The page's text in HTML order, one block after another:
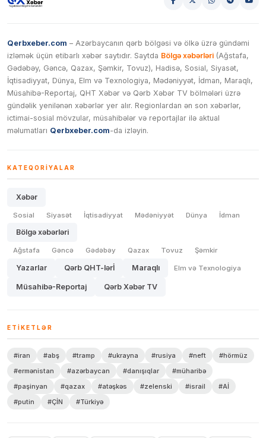
Qerbxeber.com – Azərbaycanın qərb bölgəsi və ölkə üzrə gündəmi
izləmək üçün etibarlı xəbər saytıdır. Saytda Bölgə xəbərləri (Ağstafa,
Gədəbəy, Gəncə, Qazax, Şəmkir, Tovuz), Hadisə, Sosial, Siyasət,
İqtisadiyyat, Dünya, Elm və Texnologiya, Mədəniyyət, İdman, Maraqlı,
Müsahibə-Reportaj, QHT Xəbər və Qərb Xəbər TV bölmələri üzrə
gündəlik yenilənən xəbərlər yer alır. Regionlardan ən son xəbərlər,
ictimai-sosial mövzular, müsahibələr və reportajlar ilə aktual
məlumatları Qerbxeber.com-da izləyin.
KATEQORIYALAR
Xəbər
Sosial Siyasət İqtisadiyyat Mədəniyyət Dünya İdman
Bölgə xəbərləri
Ağstafa Gəncə Gədəbəy Qazax Tovuz Şəmkir
Yazarlar Qərb QHT-lərİ Maraqlı Elm və Texnologiya
Müsahibə-Reportaj Qərb Xəbər TV
ETIKETLƏR
#iran #abş #tramp #ukrayna #rusiya #neft
#hörmüz
#ermənistan
#azərbaycan #danışıqlar
#müharibə
#paşinyan
#qazax #atəşkəs #zelenski #israil
#Aİ
#putin
#ÇİN #Türkiyə